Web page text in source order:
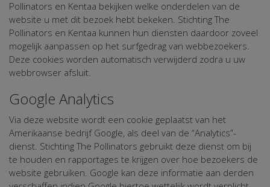
Pollinators en Kentaa bekijken welke onderdelen van de
website u met dit bezoek hebt bekeken. Stichting The
Pollinators en Kentaa kunnen hun diensten daardoor zoveel
mogelijk aanpassen op het surfgedrag van webbezoekers.
Deze cookies worden automatisch verwijderd zodra u uw
webbrowser afsluit.
Google Analytics
Via deze website wordt een cookie geplaatst van het
Amerikaanse bedrijf Google, als deel van de “Analytics”-
dienst. Stichting The Pollinators gebruikt deze dienst om bij
te houden en rapportages te krijgen over hoe bezoekers de
website gebruiken. Google kan deze informatie aan derden